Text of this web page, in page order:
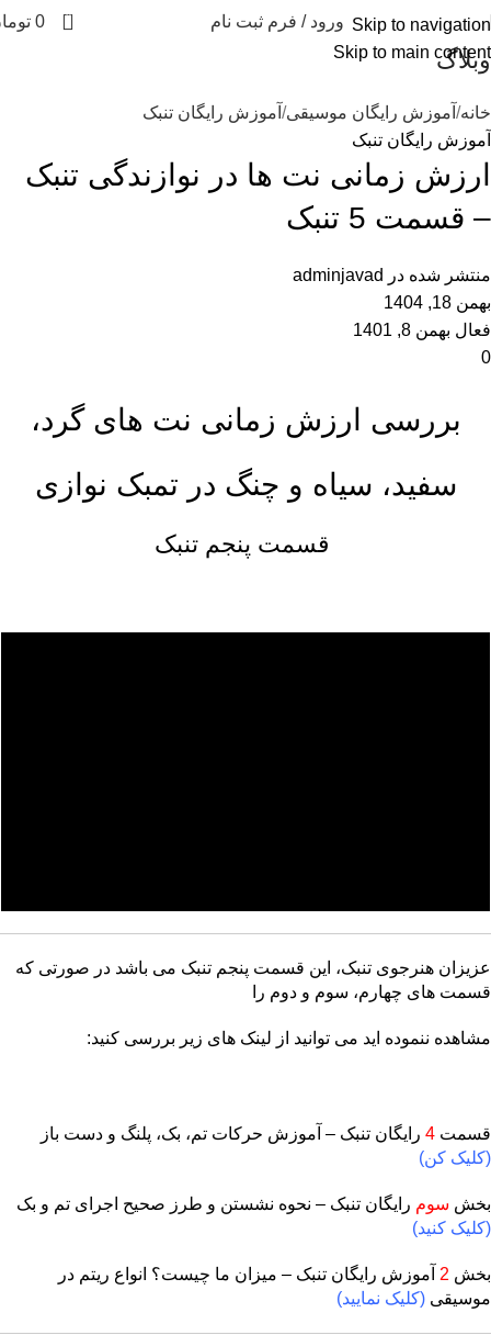
Skip to navigation
Skip to main content
ورود / فرم ثبت نام 0
0
وبلاگ
خانه آموزش رایگان موسیقی آموزش رایگان تنبک
آموزش رایگان تنبک
ارزش زمانی نت ها در نوازندگی تنبک
– قسمت 5 تنبک
منتشر شده در
adminjavad
بهمن 18, 1404
فعال بهمن 8, 1401
0
بررسی ارزش زمانی نت های گرد،
سفید، سیاه و چنگ در تمبک نوازی
قسمت پنجم تنبک
عزیزان هنرجوی تنبک، این قسمت پنجم تنبک می باشد در صورتی که
قسمت های چهارم، سوم و دوم را
مشاهده ننموده اید می توانید از لینک های زیر بررسی کنید:
قسمت 4 رایگان تنبک – آموزش حرکات تم، بک، پلنگ و دست باز
(کلیک کن)
بخش سوم رایگان تنبک – نحوه نشستن و طرز صحیح اجرای تم و بک
(کلیک کنید)
بخش 2 آموزش رایگان تنبک – میزان ما چیست؟ انواع ریتم در
موسیقی (کلیک نمایید)